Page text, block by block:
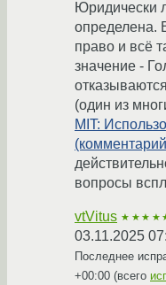
Юридически
определена.
право и всё
значение -
(один из
MIT:
вопросы
vtVitus
03.11.2025
Последнее
+00:00 (всего